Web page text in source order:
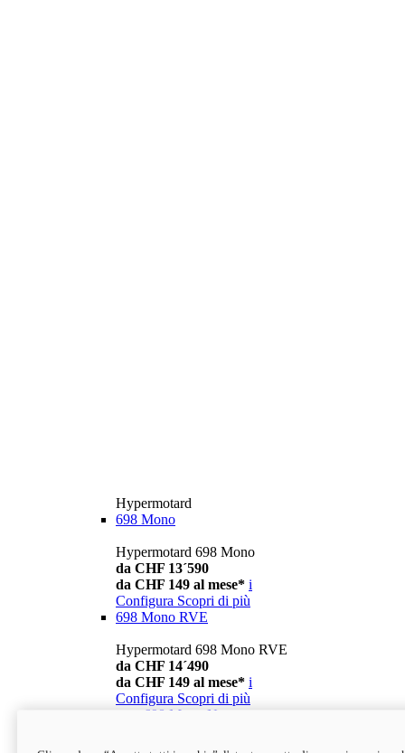
Hypermotard
698 Mono
Hypermotard 698 Mono
da CHF 13´590
da CHF 149 al mese* i
Configura Scopri di più
698 Mono RVE
Hypermotard 698 Mono RVE
da CHF 14´490
da CHF 149 al mese* i
Configura Scopri di più
698 Mono Nera
Hypermotard 698 Mono Nera